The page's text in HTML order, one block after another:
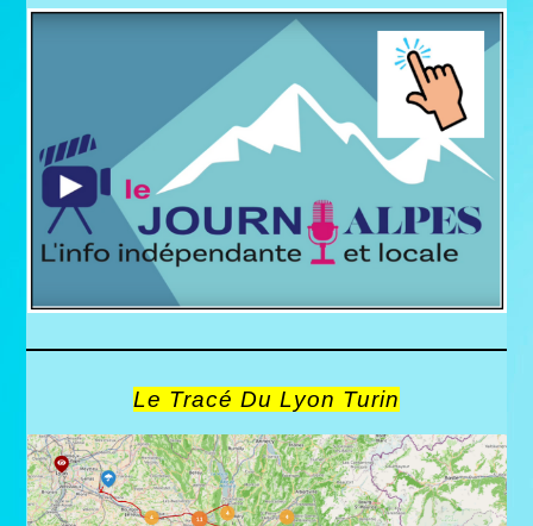
Le Tracé Du Lyon Turin